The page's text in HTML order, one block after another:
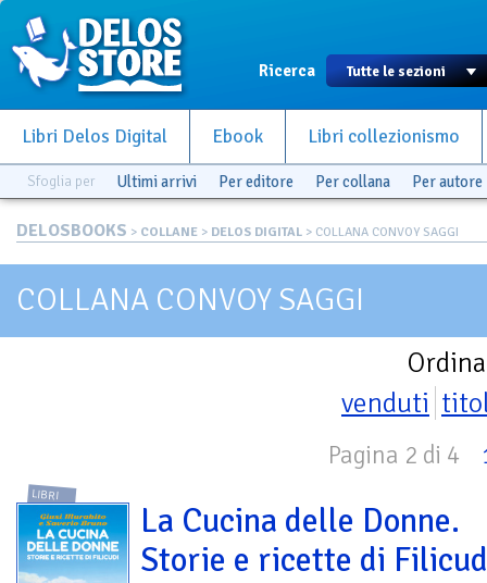
Ricerca
Libri Delos Digital Ebook Libri collezionismo
Sfoglia per Ultimi arrivi Per editore Per collana Per autore
DELOSBOOKS > COLLANE > DELOS DIGITAL > COLLANA CONVOY SAGGI
COLLANA CONVOY SAGGI
venduti
Pagina 2 di 4
LIBRI
La Cucina delle Donne.
Storie e ricette di